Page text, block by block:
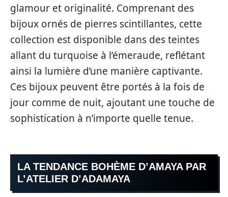
glamour et originalité. Comprenant des
bijoux ornés de pierres scintillantes, cette
collection est disponible dans des teintes
allant du turquoise à l’émeraude, reflétant
ainsi la lumière d’une manière captivante.
Ces bijoux peuvent être portés à la fois de
jour comme de nuit, ajoutant une touche de
sophistication à n’importe quelle tenue.
LA TENDANCE BOHÈME D’AMAYA PAR
L’ATELIER D’ADAMAYA